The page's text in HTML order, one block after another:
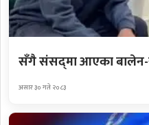
सँगै संसद्‌मा आएका बालेन-
असार ३० गते २०८३